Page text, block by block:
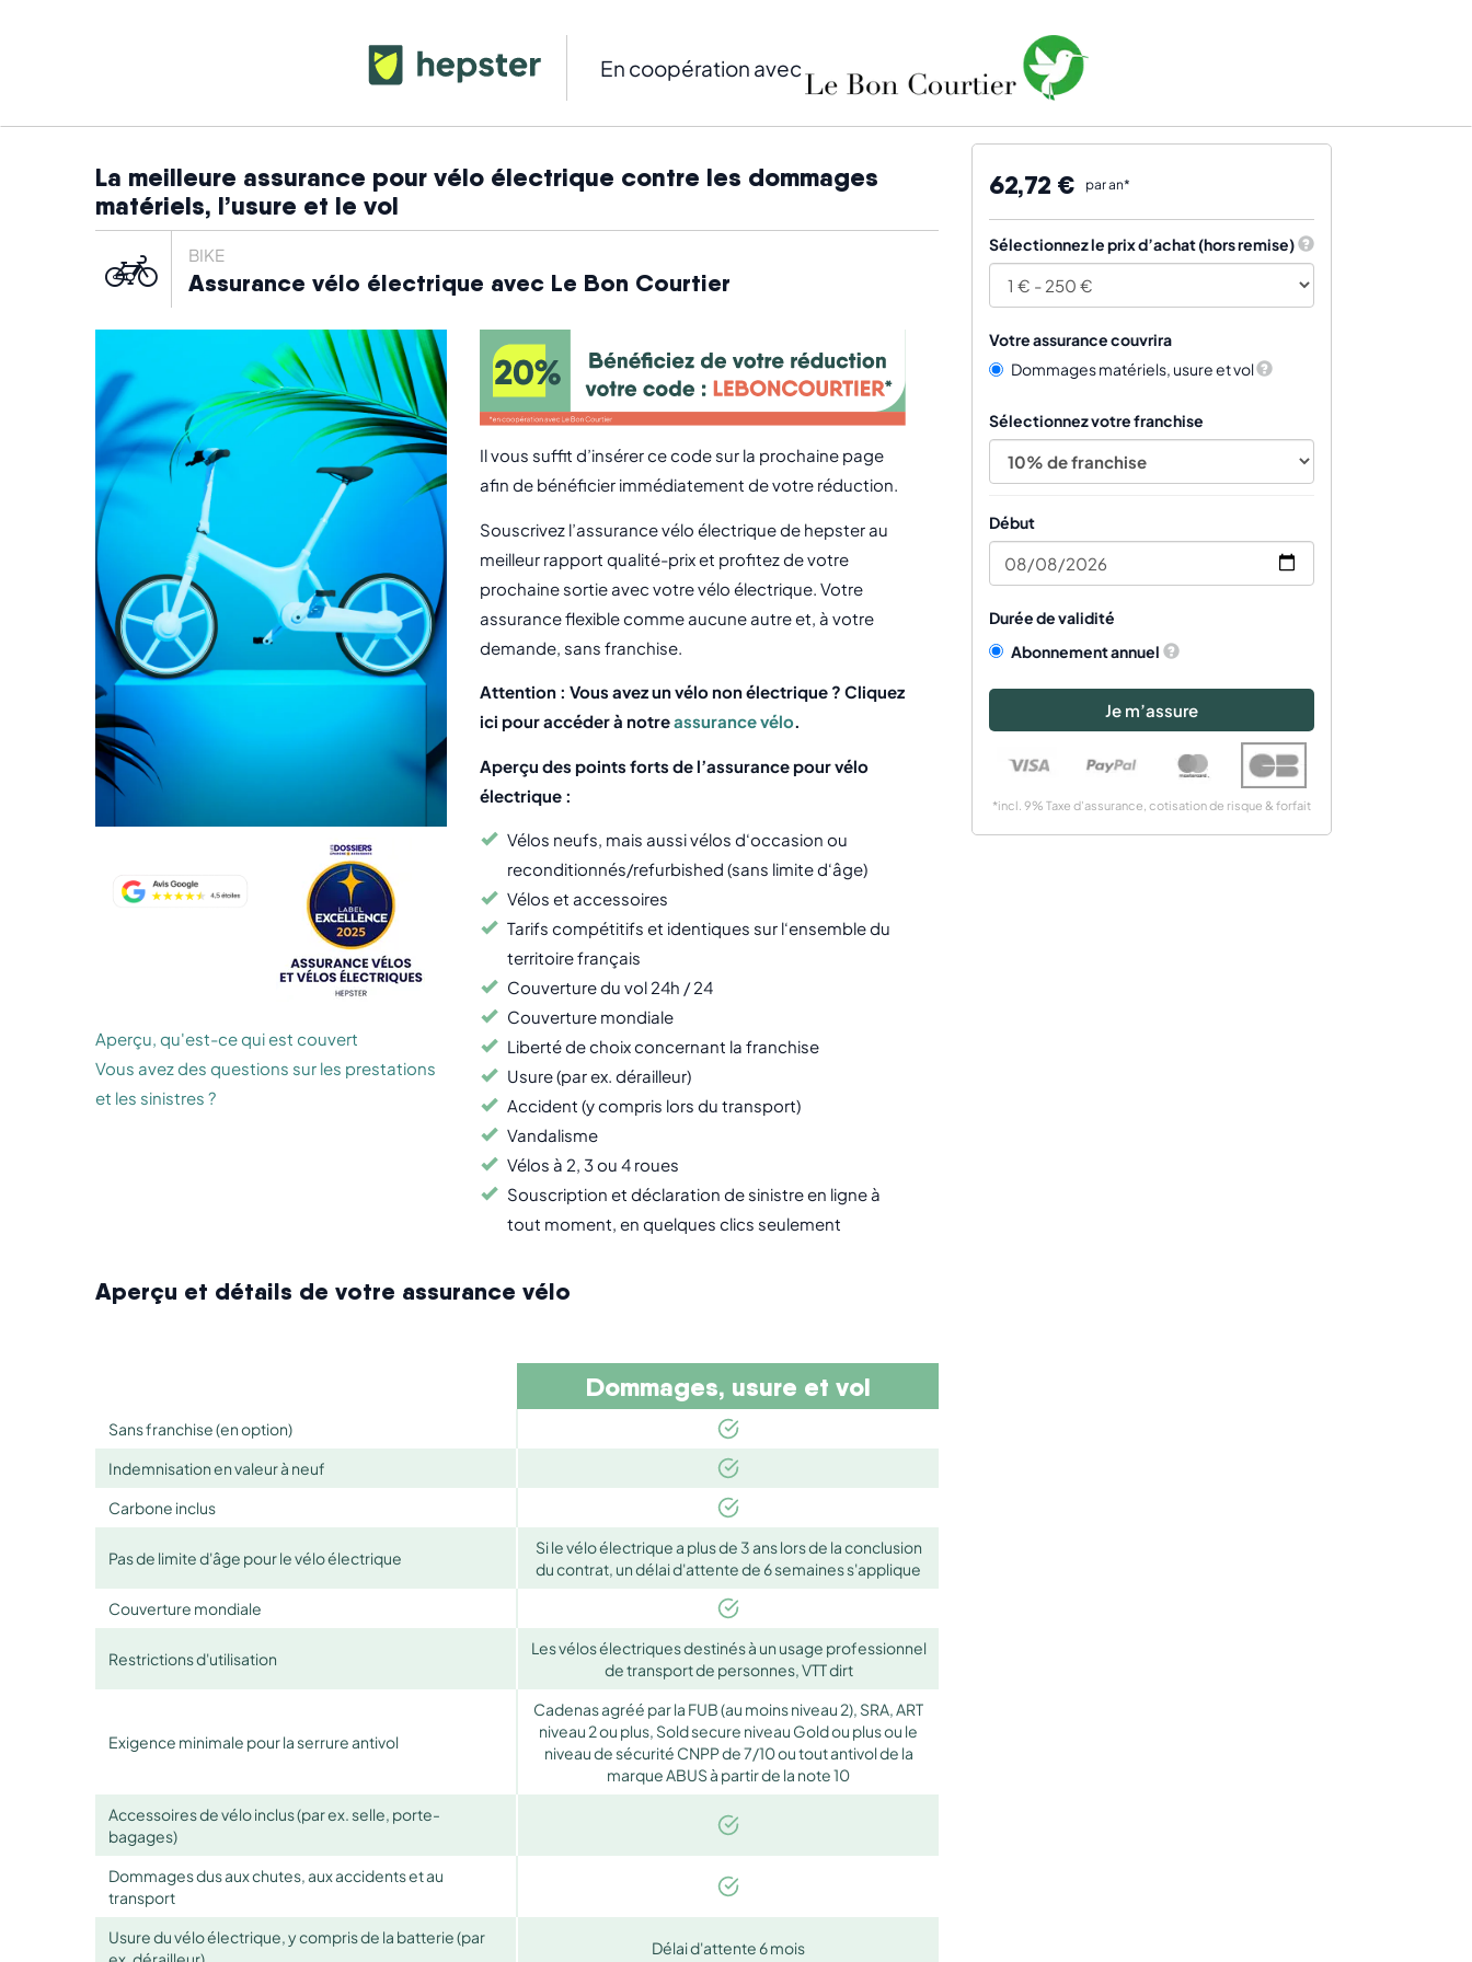
En coopération avec
La meilleure assurance pour vélo électrique contre les dommages
matériels, l’usure et le vol
BIKE
Assurance vélo électrique avec Le Bon Courtier
Aperçu, qu'est-ce qui est couvert
Vous avez des questions sur les prestations
et les sinistres ?
Il vous suffit d’insérer ce code sur la prochaine page
afin de bénéficier immédiatement de votre réduction.
Souscrivez l’assurance vélo électrique de hepster au
meilleur rapport qualité-prix et profitez de votre
prochaine sortie avec votre vélo électrique. Votre
assurance flexible comme aucune autre et, à votre
demande, sans franchise.
Attention : Vous avez un vélo non électrique ? Cliquez
ici pour accéder à notreassurance vélo.
Aperçu des points forts de l’assurance pour vélo
électrique :
Vélos neufs, mais aussi vélos d‘occasion ou
reconditionnés/refurbished (sans limite d‘âge)
Vélos et accessoires
Tarifs compétitifs et identiques sur l‘ensemble du
territoire français
Couverture du vol 24h / 24
Couverture mondiale
Liberté de choix concernant la franchise
Usure (par ex. dérailleur)
Accident (y compris lors du transport)
Vandalisme
Vélos à 2, 3 ou 4 roues
Souscription et déclaration de sinistre en ligne à
tout moment, en quelques clics seulement
62,72 € par an*
Sélectionnez le prix d’achat (hors remise)
Votre assurance couvrira
Dommages matériels, usure et vol
Sélectionnez votre franchise
Début
Durée de validité
Abonnement annuel
Je m’assure
*incl. 9% Taxe d'assurance, cotisation de risque & forfait
Aperçu et détails de votre assurance vélo
Dommages, usure et vol
Sans franchise (en option)
Indemnisation en valeur à neuf
Carbone inclus
Pas de limite d'âge pour le vélo électrique
Si le vélo électrique a plus de 3 ans lors de la conclusion
du contrat, un délai d'attente de 6 semaines s'applique
Couverture mondiale
Restrictions d'utilisation
Les vélos électriques destinés à un usage professionnel
de transport de personnes, VTT dirt
Exigence minimale pour la serrure antivol
Cadenas agréé par la FUB (au moins niveau 2), SRA, ART
niveau 2 ou plus, Sold secure niveau Gold ou plus ou le
niveau de sécurité CNPP de 7/10 ou tout antivol de la
marque ABUS à partir de la note 10
Accessoires de vélo inclus (par ex. selle, porte-
bagages)
Dommages dus aux chutes, aux accidents et au
transport
Usure du vélo électrique, y compris de la batterie (par
Délai d'attente 6 mois